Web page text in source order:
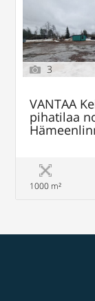
3
VANTAA
pihatilaa
1000 m²